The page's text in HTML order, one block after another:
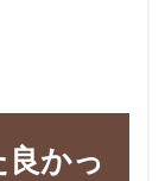
かっ